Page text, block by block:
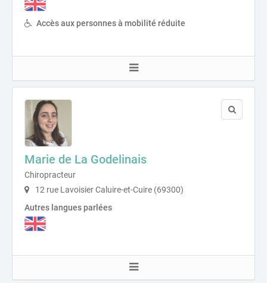
Accès aux personnes à mobilité réduite
Marie de La Godelinais
Chiropracteur
12 rue Lavoisier Caluire-et-Cuire (69300)
Autres langues parlées